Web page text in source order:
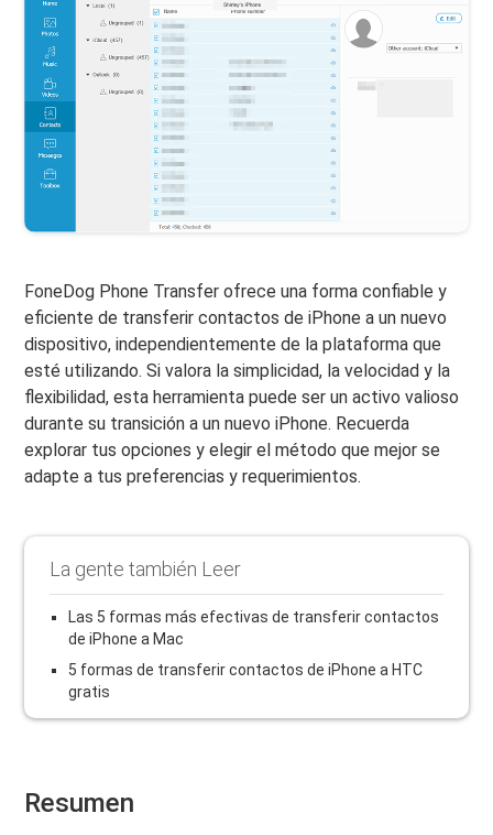
FoneDog Phone Transfer ofrece una forma confiable y
eficiente de transferir contactos de iPhone a un nuevo
dispositivo, independientemente de la plataforma que
esté utilizando. Si valora la simplicidad, la velocidad y la
flexibilidad, esta herramienta puede ser un activo valioso
durante su transición a un nuevo iPhone. Recuerda
explorar tus opciones y elegir el método que mejor se
adapte a tus preferencias y requerimientos.
La gente también Leer
Las 5 formas más efectivas de transferir contactos
de iPhone a Mac
5 formas de transferir contactos de iPhone a HTC
gratis
Resumen